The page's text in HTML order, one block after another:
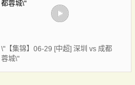
\"【集锦】06-29 [中超] 深圳 vs 成都
蓉城\"